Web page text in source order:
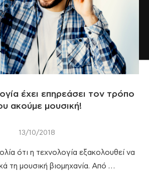
έχει επηρεάσει τον τρόπο
ακούμε μουσική!
13/10/2018
ότι η τεχνολογία εξακολουθεί να
τη μουσική βιομηχανία. Από …